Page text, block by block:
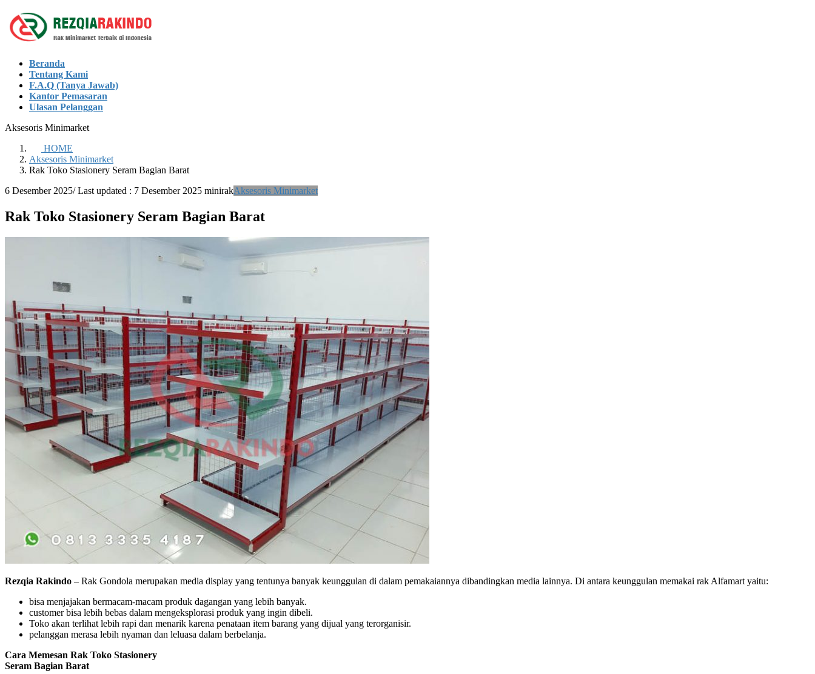
Skip
to
the
Skip
to
the
Beranda
Tentang Kami
F.A.Q (Tanya Jawab)
Kantor Pemasaran
Ulasan Pelanggan
Aksesoris Minimarket
HOME
Aksesoris Minimarket
Rak Toko Stasionery Seram Bagian Barat
6 Desember 2025/ Last updated : 7 Desember 2025 minirakAksesoris Minimarket
Rak Toko Stasionery Seram Bagian Barat
Rezqia Rakindo – Rak Gondola merupakan media display yang tentunya banyak keunggulan di dalam pemakaiannya dibandingkan media lainnya. Di antara keunggulan memakai rak Alfamart yaitu:
bisa menjajakan bermacam-macam produk dagangan yang lebih banyak.
customer bisa lebih bebas dalam mengeksplorasi produk yang ingin dibeli.
Toko akan terlihat lebih rapi dan menarik karena penataan item barang yang dijual yang terorganisir.
pelanggan merasa lebih nyaman dan leluasa dalam berbelanja.
Cara Memesan Rak Toko Stasionery
Seram Bagian Barat